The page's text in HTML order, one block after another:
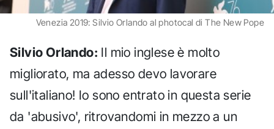
Venezia 2019: Silvio Orlando al photocal di The New Pope
Silvio Orlando: Il mio inglese è molto
migliorato, ma adesso devo lavorare
sull'italiano! Io sono entrato in questa serie
da 'abusivo', ritrovandomi in mezzo a un